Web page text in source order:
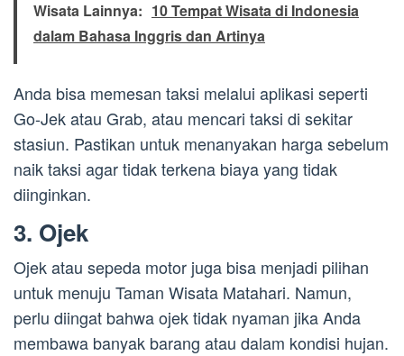
Wisata Lainnya: 10 Tempat Wisata di Indonesia
dalam Bahasa Inggris dan Artinya
Anda bisa memesan taksi melalui aplikasi seperti
Go-Jek atau Grab, atau mencari taksi di sekitar
stasiun. Pastikan untuk menanyakan harga sebelum
naik taksi agar tidak terkena biaya yang tidak
diinginkan.
3. Ojek
Ojek atau sepeda motor juga bisa menjadi pilihan
untuk menuju Taman Wisata Matahari. Namun,
perlu diingat bahwa ojek tidak nyaman jika Anda
membawa banyak barang atau dalam kondisi hujan.